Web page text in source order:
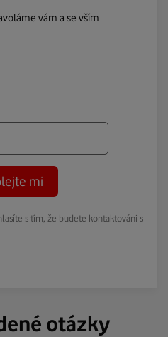
vám a se vším
mi
s tím, že budete kontaktováni s
otázky